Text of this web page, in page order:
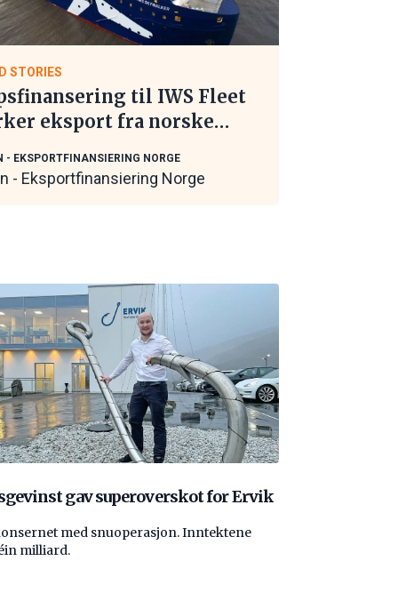
STORIES
til IWS Fleet
eksport fra norske
- EKSPORTFINANSIERING NORGE
- Eksportfinansiering Norge
gav superoverskot for Ervik
med snuoperasjon. Inntektene
milliard.